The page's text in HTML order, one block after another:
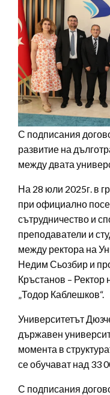
С подписания
развитие на
между двата
На 28 юли 2025г. в
при официално
сътрудничество и
преподаватели и
между ректора на
Недим Сьозбир и
Кръстанов –
„Тодор Каблешков“.
Университетът
държавен
момента в
се обучават над 33
С подписания